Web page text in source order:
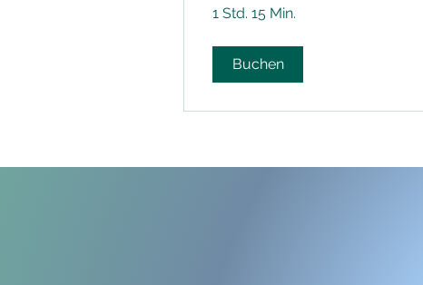
1 Std. 15 Min.
Buchen